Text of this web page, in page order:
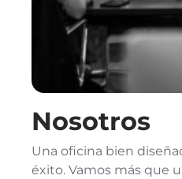
Nosotros
Una oficina bien
éxito. Vamos más que